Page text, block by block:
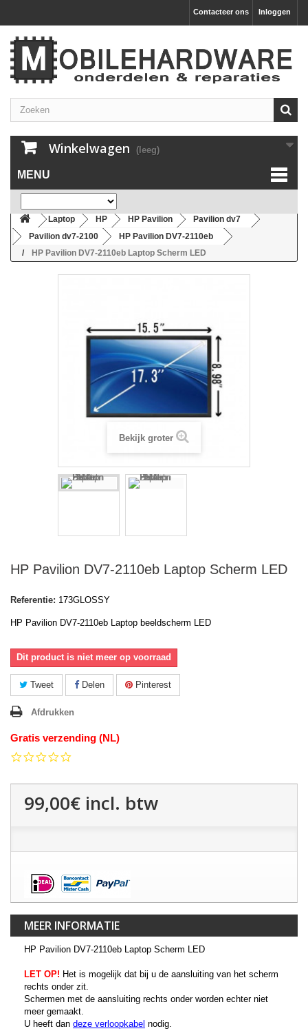
Inloggen
Contacteer ons
Winkelwagen (leeg)
MENU
Laptop HP HP Pavilion
Pavilion dv7
Pavilion dv7-2100
HP Pavilion DV7-2110eb
HP Pavilion DV7-2110eb Laptop Scherm LED
Bekijk groter
HP Pavilion DV7-2110eb Laptop Scherm LED
Referentie: 173GLOSSY
HP Pavilion DV7-2110eb Laptop beeldscherm LED
Dit product is niet meer op voorraad
Tweet Delen Pinterest
Afdrukken
Gratis verzending (NL)
99,00€ incl. btw
MEER INFORMATIE
HP Pavilion DV7-2110eb Laptop Scherm LED
LET OP! Het is mogelijk dat bij u de aansluiting van het scherm
rechts onder zit.
Schermen met de aansluiting rechts onder worden echter niet
meer gemaakt.
U heeft dan deze verloopkabel nodig.